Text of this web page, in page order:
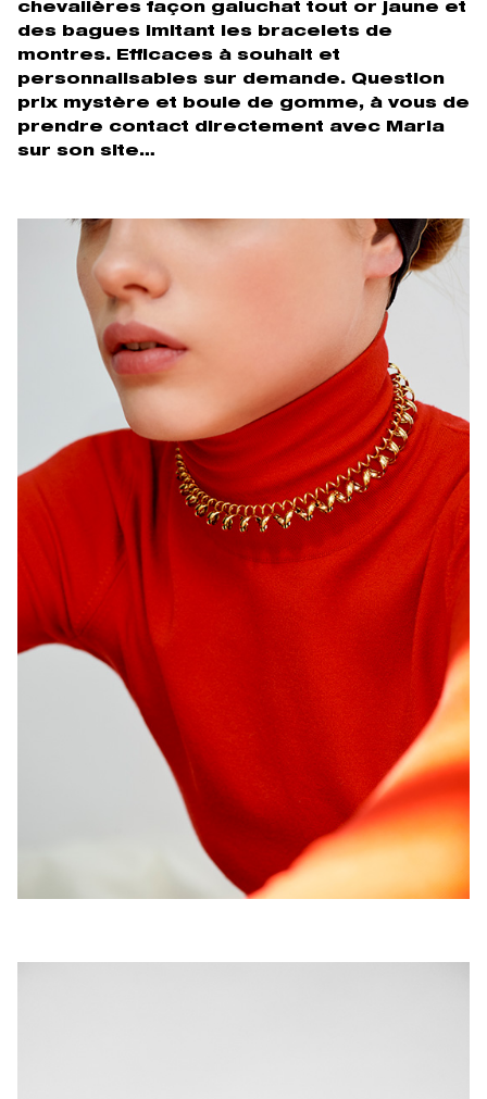
chevalières façon galuchat tout or jaune et
des bagues imitant les bracelets de
montres. Efficaces à souhait et
personnalisables sur demande. Question
prix mystère et boule de gomme, à vous de
prendre contact directement avec Maria
sur son site…